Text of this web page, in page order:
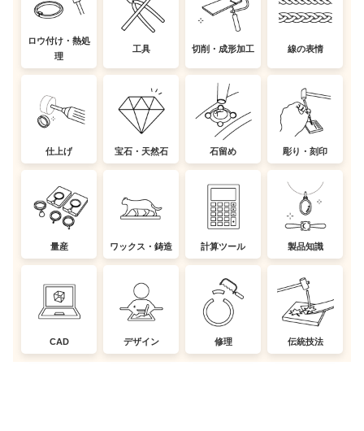
ロウ付け・熱処
理
工具 切削・成形加工 線の表情
仕上げ 宝石・天然石 石留め 彫り・刻印
量産 ワックス・鋳造 計算ツール 製品知識
CAD デザイン 修理 伝統技法